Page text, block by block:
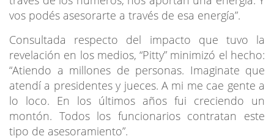
vos podés asesorarte a través de esa energía”.
Consultada respecto del impacto que tuvo la
revelación en los medios, “Pitty” minimizó el hecho:
“Atiendo a millones de personas. Imaginate que
atendí a presidentes y jueces. A mi me cae gente a
lo loco. En los últimos años fui creciendo un
montón. Todos los funcionarios contratan este
tipo de asesoramiento”.